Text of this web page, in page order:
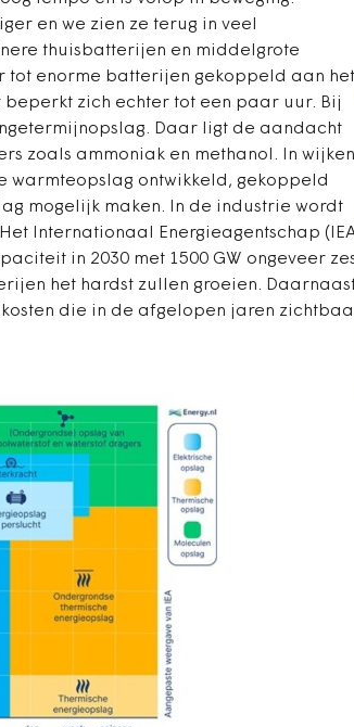
en we zien ze terug in veel
thuisbatterijen en middelgrote
enorme batterijen gekoppeld aan het
zich echter tot een paar uur. Bij
Daar ligt de aandacht
zoals ammoniak en methanol. In wijken
warmteopslag ontwikkeld, gekoppeld
mogelijk maken. In de industrie wordt
Internationaal Energieagentschap
in 2030 met 1500 GW ongeveer
het hardst zullen groeien.
die in de afgelopen jaren